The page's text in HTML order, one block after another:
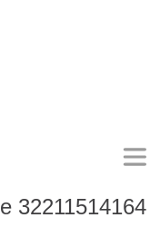
32211514164